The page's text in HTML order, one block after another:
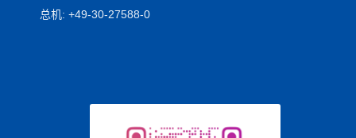
总机: +49-30-27588-0